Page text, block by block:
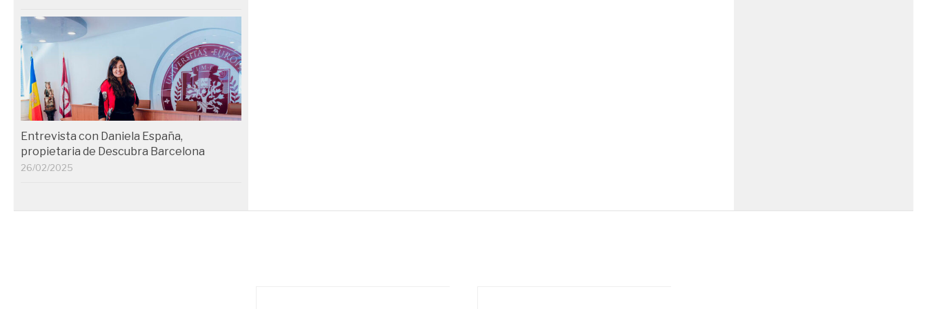
Entrevista con Daniela España,
propietaria de Descubra Barcelona
26/02/2025